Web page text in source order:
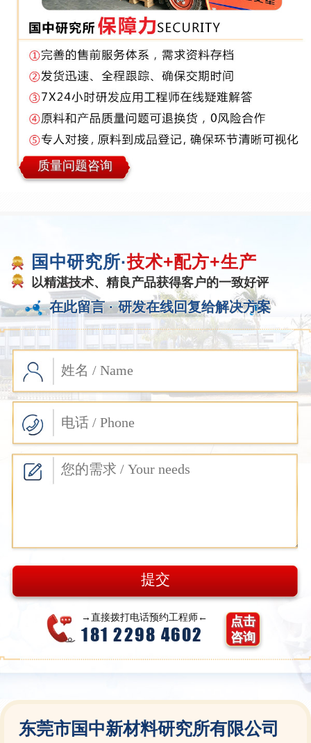
质量问题咨询
国中研究所·技术+配方+生产
以精湛技术、精良产品获得客户的一致好评
在此留言 · 研发在线回复给解决方案
→直接拨打电话预约工程师←
181 2298 4602
点击
咨询
东莞市国中新材料研究所有限公司